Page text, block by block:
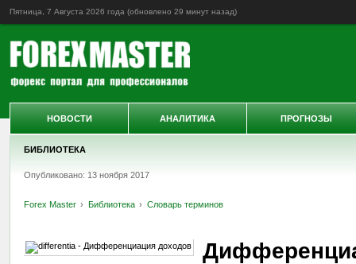
Пятница, 7 Августа 2026 года (обновлено 29 минут назад)
БИБЛИОТЕКА
Опубликовано: 13 ноября 2017
Forex Master Библиотека Словарь терминов
НОВОСТИ АНАЛИТИКА ПРОГНОЗЫ